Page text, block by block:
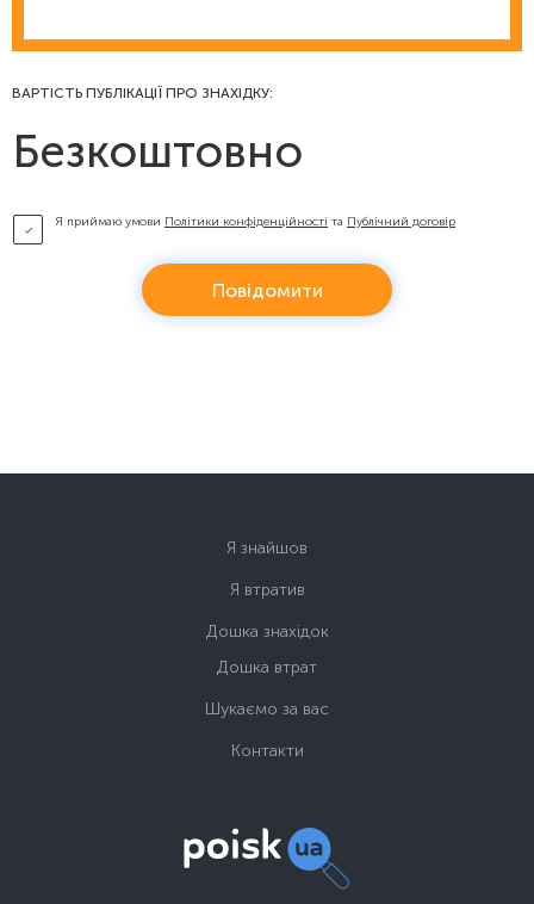
ВАРТІСТЬ ПУБЛІКАЦІЇ ПРО ЗНАХІДКУ:
Безкоштовно
Я приймаю умови Політики конфіденційності та Публічний договір
Повідомити
Я знайшов
Я втратив
Дошка знахідок
Дошка втрат
Шукаємо за вас
Контакти